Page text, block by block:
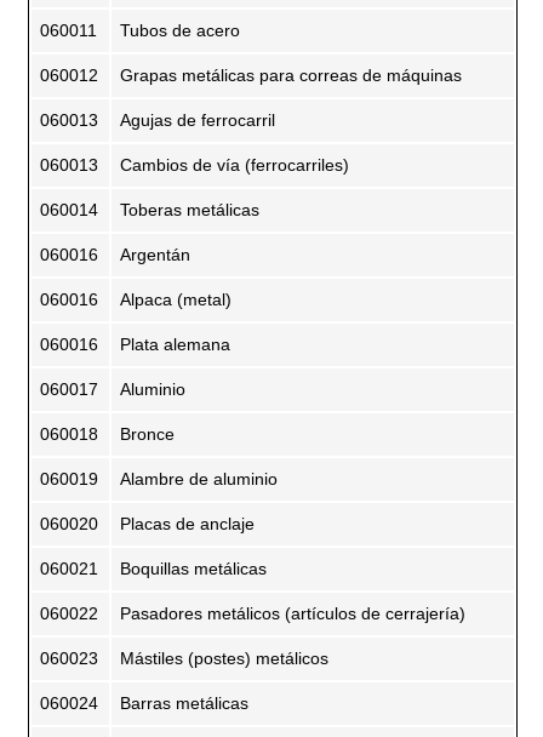
060011 Tubos de acero
060012 Grapas metálicas para correas de máquinas
060013 Agujas de ferrocarril
060013 Cambios de vía (ferrocarriles)
060014 Toberas metálicas
060016 Argentán
060016 Alpaca (metal)
060016 Plata alemana
060017 Aluminio
060018 Bronce
060019 Alambre de aluminio
060020 Placas de anclaje
060021 Boquillas metálicas
060022 Pasadores metálicos (artículos de cerrajería)
060023 Mástiles (postes) metálicos
060024 Barras metálicas